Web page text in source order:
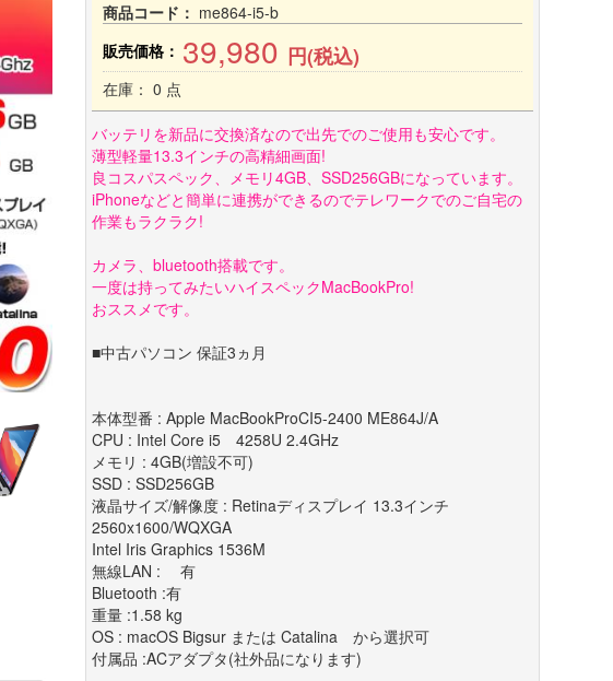
商品コード： me864-i5-b
販売価格： 39,980 円(税込)
在庫： 0 点
バッテリを新品に交換済なので出先でのご使用も安心です。
薄型軽量13.3インチの高精細画面!
良コスパスペック、メモリ4GB、SSD256GBになっています。
iPhoneなどと簡単に連携ができるのでテレワークでのご自宅の
作業もラクラク!
カメラ、bluetooth搭載です。
一度は持ってみたいハイスペックMacBookPro!
おススメです。
■中古パソコン 保証3ヵ月
本体型番 : Apple MacBookProCI5-2400 ME864J/A
CPU : Intel Core i5 4258U 2.4GHz
メモリ : 4GB(増設不可)
SSD : SSD256GB
液晶サイズ/解像度 : Retinaディスプレイ 13.3インチ
2560x1600/WQXGA
Intel Iris Graphics 1536M
無線LAN : 有
Bluetooth :有
重量 :1.58 kg
OS : macOS Bigsur または Catalina から選択可
付属品 :ACアダプタ(社外品になります)